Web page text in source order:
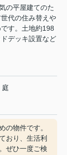
の平屋建てのた
代の住み替えや
す。土地約198
デッキ設置など
庭
の物件です。
おり、生活利
ぜひ一度ご検